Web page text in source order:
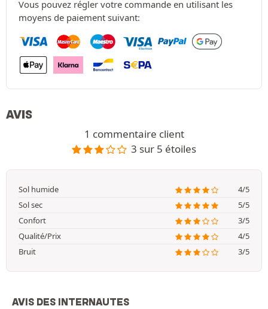
Vous pouvez régler votre commande en utilisant les
moyens de paiement suivant:
AVIS
1 commentaire client
3 sur 5 étoiles
Sol humide
4/5
Sol sec
5/5
Confort
3/5
Qualité/Prix
4/5
Bruit
3/5
AVIS DES INTERNAUTES